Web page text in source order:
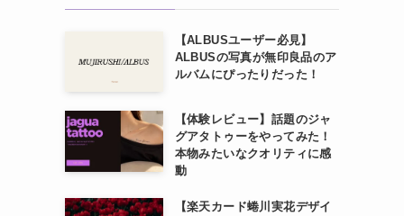
【ALBUSユーザー必見】
ALBUSの写真が無印良品のア
ルバムにぴったりだった！
【体験レビュー】話題のジャ
グアタトゥーをやってみた！
本物みたいなクオリティに感
動
【楽天カード蜷川実花デザイ